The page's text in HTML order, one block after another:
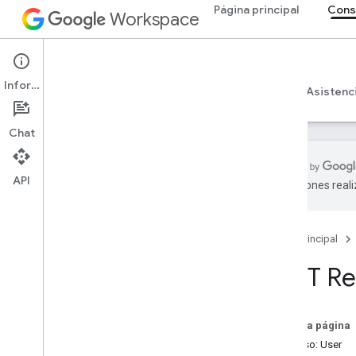
Workspace Página principal
Admin console
Descripción general
traducciones
Página principal
REST
En esta página
Recurso: User
Información
Chat
API